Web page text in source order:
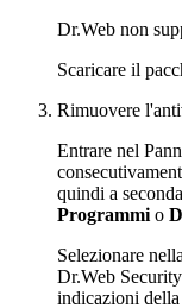
Dr.Web non
Scaricare il
Rimuovere
Entrare nel
quindi a
Programmi o
Selezionare
Dr.Web
indicazioni